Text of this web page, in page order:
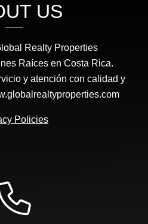
US
Realty Properties
Raíces en Costa Rica.
y atención con calidad y
Policies